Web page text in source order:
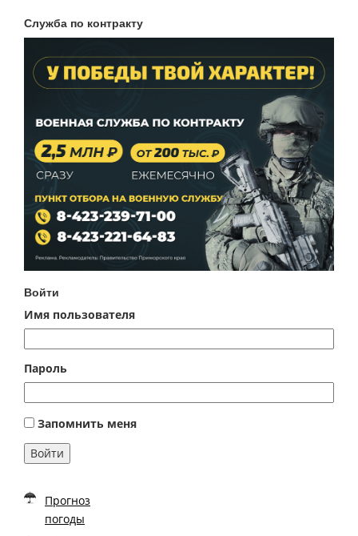
Служба по контракту
Войти
Имя пользователя
Пароль
Запомнить меня
Войти
Прогноз
погоды